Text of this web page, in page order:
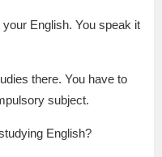
English. You speak it
there. You have to
subject.
English?